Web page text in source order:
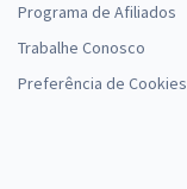
Programa de Afiliados
Trabalhe Conosco
Preferência de Cookies